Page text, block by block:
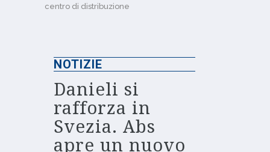
centro di distribuzione
NOTIZIE
Danieli si
rafforza in
Svezia. Abs
apre un nuovo